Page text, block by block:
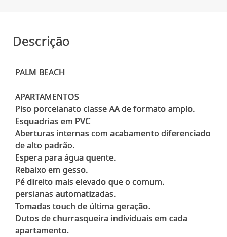
Descrição
PALM BEACH
APARTAMENTOS
Piso porcelanato classe AA de formato amplo.
Esquadrias em PVC
Aberturas internas com acabamento diferenciado
de alto padrão.
Espera para água quente.
Rebaixo em gesso.
Pé direito mais elevado que o comum.
persianas automatizadas.
Tomadas touch de última geração.
Dutos de churrasqueira individuais em cada
apartamento.